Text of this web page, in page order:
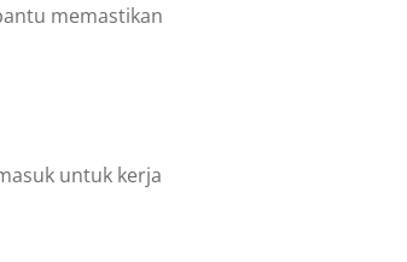
memastikan
untuk kerja